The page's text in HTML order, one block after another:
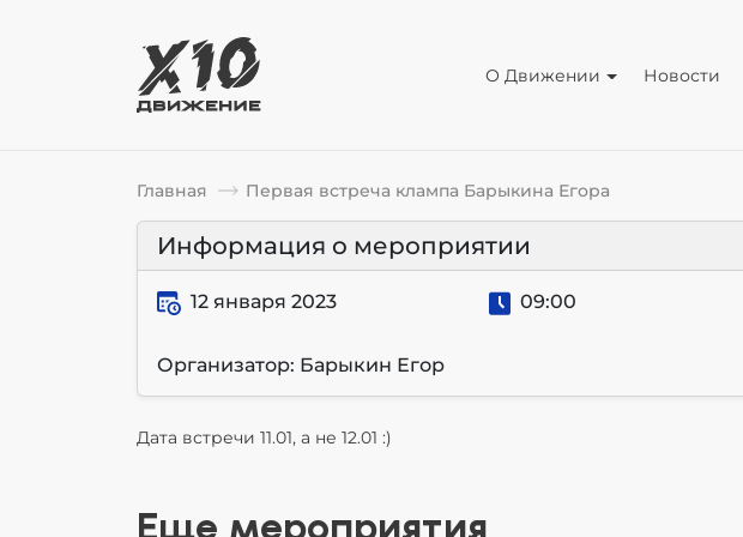
О Движении Новости
Главная Первая встреча клампа Барыкина Егора
Информация о мероприятии
12 января 2023 09:00
Организатор: Барыкин Егор
Дата встречи 11.01, а не 12.01 :)
Еще мероприятия